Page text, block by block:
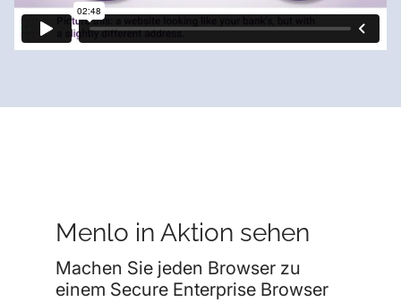
Menlo in Aktion sehen
Machen Sie jeden Browser zu
einem Secure Enterprise Browser